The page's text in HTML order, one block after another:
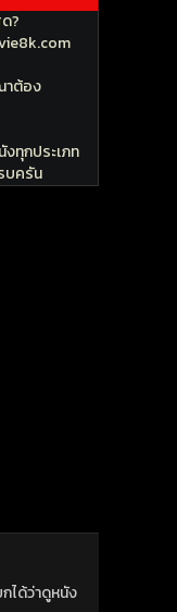
?
าต้อง
ทุกประเภท
บครัน
ได้ว่าดูหนัง